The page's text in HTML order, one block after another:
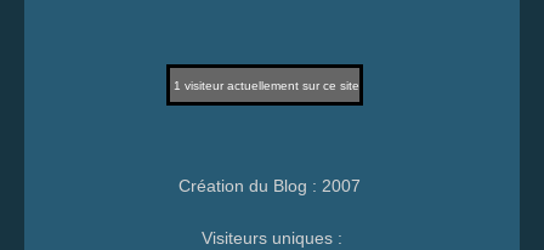
1 visiteur actuellement sur ce site
Création du Blog : 2007
Visiteurs uniques :